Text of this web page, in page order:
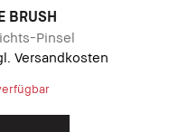
BRUSH
Pinsel
Versandkosten